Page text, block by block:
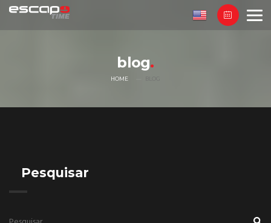
blog
HOME
Pesquisar